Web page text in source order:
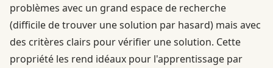
problèmes avec un grand espace de recherche
(difficile de trouver une solution par hasard) mais avec
des critères clairs pour vérifier une solution. Cette
propriété les rend idéaux pour l'apprentissage par